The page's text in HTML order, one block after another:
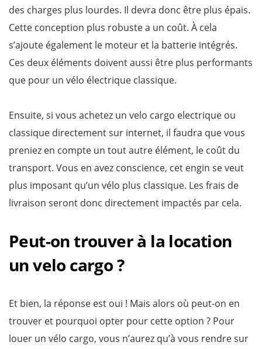
des charges plus lourdes. Il devra donc être plus épais.
Cette conception plus robuste a un coût. À cela
s’ajoute également le moteur et la batterie intégrés.
Ces deux éléments doivent aussi être plus performants
que pour un vélo électrique classique.
Ensuite, si vous achetez un velo cargo electrique ou
classique directement sur internet, il faudra que vous
preniez en compte un tout autre élément, le coût du
transport. Vous en avez conscience, cet engin se veut
plus imposant qu’un vélo plus classique. Les frais de
livraison seront donc directement impactés par cela.
Peut-on trouver à la location
un velo cargo ?
Et bien, la réponse est oui ! Mais alors où peut-on en
trouver et pourquoi opter pour cette option ? Pour
louer un vélo cargo, vous n’aurez qu’à vous rendre sur